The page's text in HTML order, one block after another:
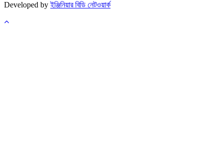
Developed byইঞ্জিনিয়ার বিডি নেটওয়ার্ক